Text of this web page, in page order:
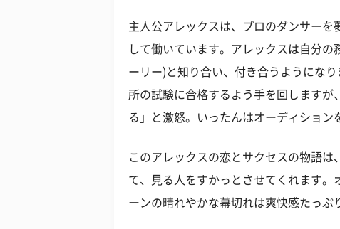
主人公アレックスは、プロのダンサーを
して働いています。アレックスは自分の
ーリー)と知り合い、付き合うようにな
所の試験に合格するよう手を回します
る」と激怒。いったんはオーディショ
このアレックスの恋とサクセスの物語
て、見る人をすかっとさせてくれます
ーンの晴れやかな幕切れは爽快感たっぷ